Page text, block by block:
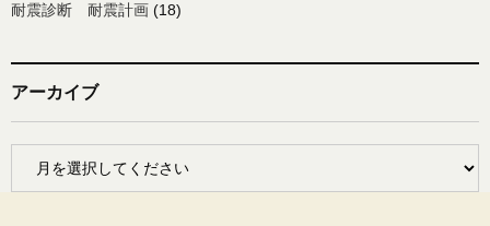
耐震診断 耐震計画 (18)
アーカイブ